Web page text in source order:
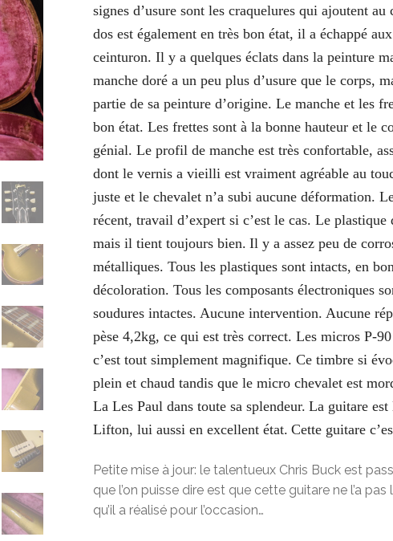
signes d’usure sont les craquelures qui ajoutent
dos est également en très bon état, il a échappé
ceinturon. Il y a quelques éclats dans la peinture
manche doré a un peu plus d’usure que le corps,
partie de sa peinture d’origine. Le manche et les
bon état. Les frettes sont à la bonne hauteur et le
génial. Le profil de manche est très confortable,
dont le vernis a vieilli est vraiment agréable au
juste et le chevalet n’a subi aucune déformation.
récent, travail d’expert si c’est le cas. Le
mais il tient toujours bien. Il y a assez peu de
métalliques. Tous les plastiques sont intacts, en
décoloration. Tous les composants électroniques
soudures intactes. Aucune intervention. Aucune
pèse 4,2kg, ce qui est très correct. Les micros P-
c’est tout simplement magnifique. Ce timbre si
plein et chaud tandis que le micro chevalet est
La Les Paul dans toute sa splendeur. La guitare
Lifton, lui aussi en excellent état. Cette guitare
Petite mise à jour: le talentueux Chris Buck est
que l’on puisse dire est que cette guitare ne l’a
qu’il a réalisé pour l’occasion…